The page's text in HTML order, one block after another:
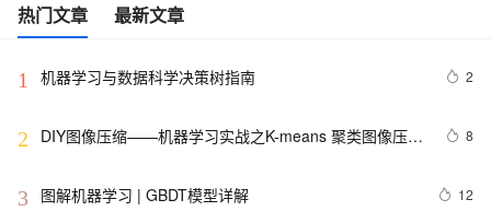
热门文章 最新文章
1 机器学习与数据科学决策树指南 2
2
DIY图像压缩——机器学习实战之K-means 聚类图像压
8
3 图解机器学习 | GBDT模型详解 12